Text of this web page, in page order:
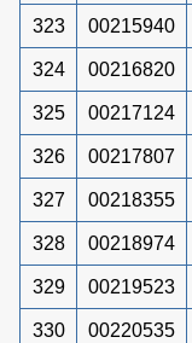
323 00215940
324 00216820
325 00217124
326 00217807
327 00218355
328 00218974
329 00219523
330 00220535